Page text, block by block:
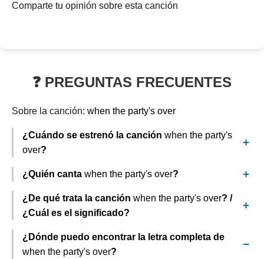
Comparte tu opinión sobre esta canción
❓ PREGUNTAS FRECUENTES
Sobre la canción: when the party's over
¿Cuándo se estrenó la canción when the party's
over?
¿Quién canta when the party's over?
¿De qué trata la canción when the party's over? /
¿Cuál es el significado?
¿Dónde puedo encontrar la letra completa de
when the party's over?